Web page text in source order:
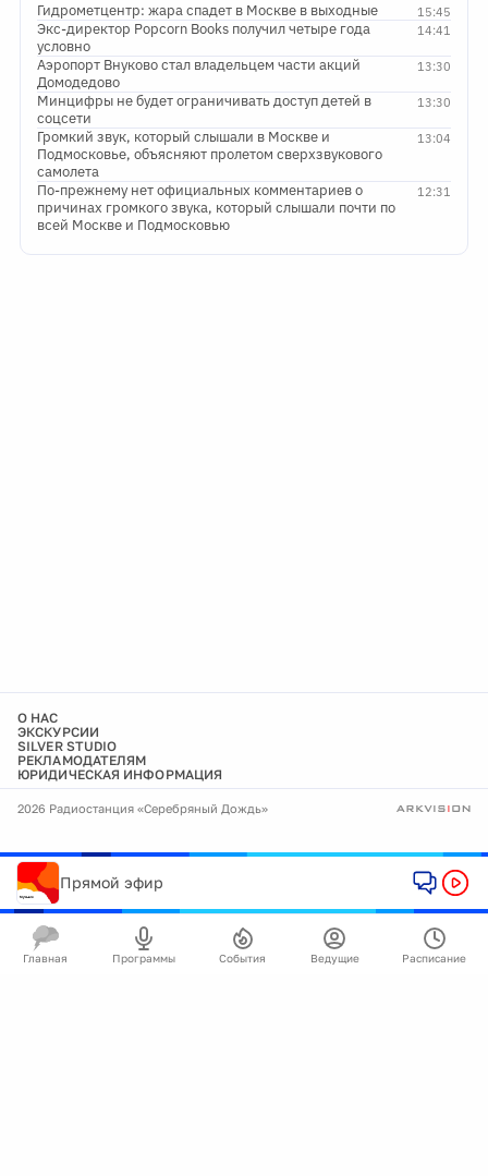
15:45
Гидрометцентр: жара спадет в Москве в выходные
14:41
Экс-директор Popcorn Books получил четыре года
условно
13:30
Аэропорт Внуково стал владельцем части акций
Домодедово
13:30
Минцифры не будет ограничивать доступ детей в
соцсети
13:04
Громкий звук, который слышали в Москве и
Подмосковье, объясняют пролетом сверхзвукового
самолета
12:31
По-прежнему нет официальных комментариев о
причинах громкого звука, который слышали почти по
всей Москве и Подмосковью
О НАС
ЭКСКУРСИИ
SILVER STUDIO
РЕКЛАМОДАТЕЛЯМ
ЮРИДИЧЕСКАЯ ИНФОРМАЦИЯ
2026 Радиостанция «Серебряный Дождь»
Прямой эфир
Главная Программы События Ведущие Расписание